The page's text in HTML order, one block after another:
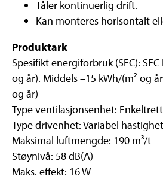
Tåler kontinuerlig drift.
Kan monteres horisontalt
Produktark
Spesifikt energiforbruk (SEC):
og år). Middels –15 kWh/(m² og
og år)
Type ventilasjonsenhet:
Type drivenhet: Variabel hastighet
Maksimal luftmengde: 190 m³/t
Støynivå: 58 dB(A)
Maks. effekt: 16 W